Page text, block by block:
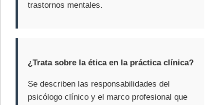
trastornos mentales.
¿Trata sobre la ética en la práctica clínica?
Se describen las responsabilidades del
psicólogo clínico y el marco profesional que